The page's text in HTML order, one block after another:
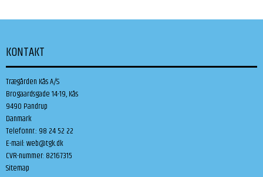
KONTAKT
Trægården Kås A/S
Brogaardsgade 14-19, Kås
9490 Pandrup
Danmark
Telefonnr.: 98 24 52 22
E-mail:web@tgk.dk
CVR-nummer: 82167315
Sitemap